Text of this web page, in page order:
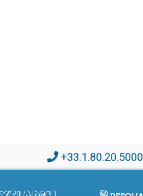
+33.1.80.20.5000